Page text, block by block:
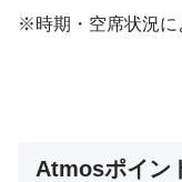
※時期・空席状況に
Atmosポイン